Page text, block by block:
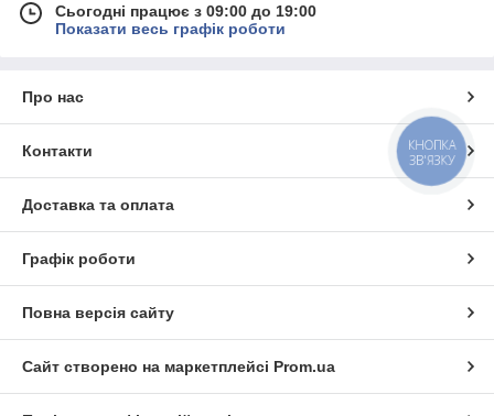
Сьогодні працює з 09:00 до 19:00
Показати весь графік роботи
Про нас
Контакти
Доставка та оплата
Графік роботи
Повна версія сайту
Сайт створено на маркетплейсі Prom.ua
КНОПКА
ЗВ'ЯЗКУ